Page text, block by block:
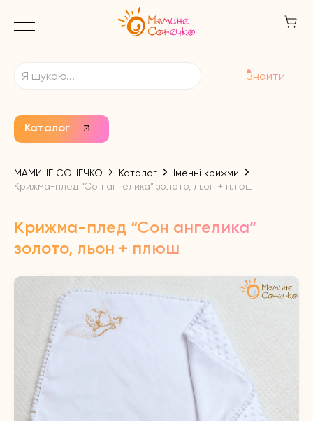
Каталог
Знайти
МАМИНЕ СОНЕЧКО Каталог
Іменні крижми
Крижма-плед “Сон ангелика” золото, льон + плюш
Крижма-плед “Сон ангелика”
золото, льон + плюш